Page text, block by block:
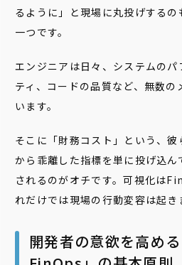
るように」と現場に丸投げする
一つです。
エンジニアは日々、システムのパ
ティ、コードの品質など、無数の
います。
そこに「財務コスト」という、
から乖離した指標を単に投げ込
されるのがオチです。可視化は
れだけでは現場の行動変容は起き
開発者の意欲を高め